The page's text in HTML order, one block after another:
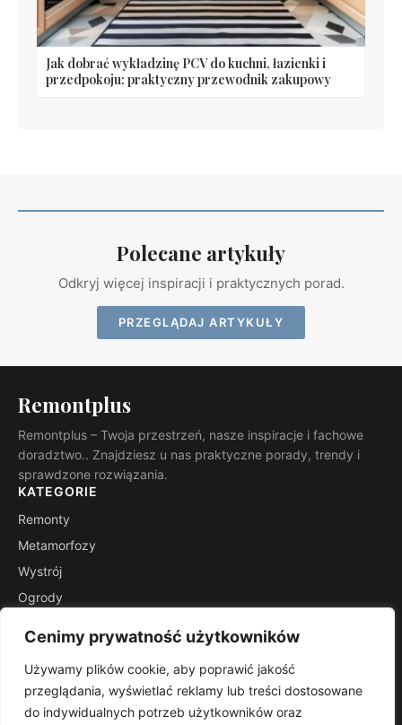
Cenimy prywatność użytkowników
Używamy plików cookie, aby poprawić jakość
przeglądania, wyświetlać reklamy lub treści dostosowane
do indywidualnych potrzeb użytkowników oraz
Jak dobrać wykładzinę PCV do kuchni, łazienki i
przedpokoju: praktyczny przewodnik zakupowy
Polecane artykuły
Odkryj więcej inspiracji i praktycznych porad.
PRZEGLĄDAJ ARTYKUŁY
Remontplus
Remontplus – Twoja przestrzeń, nasze inspiracje i fachowe
doradztwo.. Znajdziesz u nas praktyczne porady, trendy i
sprawdzone rozwiązania.
KATEGORIE
Remonty
Metamorfozy
Wystrój
Ogrody
INFORMACJE
Kontakt